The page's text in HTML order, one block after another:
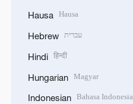
Hausa Hausa
Hebrew עברית
Hindi हिन्दी
Hungarian Magyar
Indonesian Bahasa Indonesia